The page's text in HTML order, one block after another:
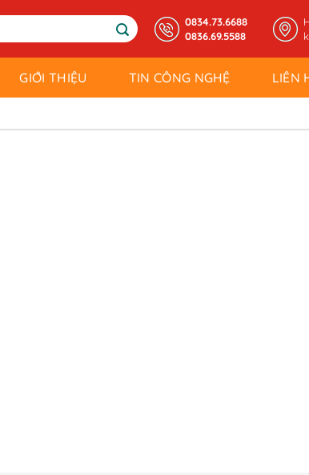
0834.73.6688
0836.69.5588
GIỚI THIỆU TIN CÔNG NGHỆ LIÊN